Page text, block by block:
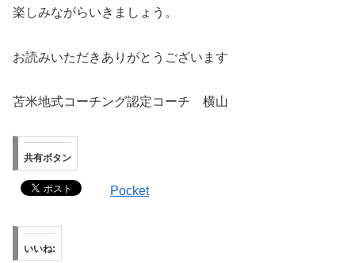
楽しみながらいきましょう。
お読みいただきありがとうございます
苫米地式コーチング認定コーチ 横山
共有ボタン
Pocket
いいね: